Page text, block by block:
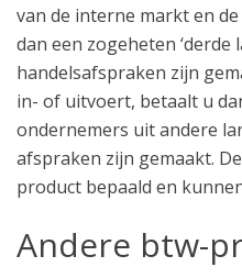
van de interne markt en
dan een zogeheten ‘derde
handelsafspraken zijn
in- of uitvoert, betaalt u
ondernemers uit andere
afspraken zijn gemaakt.
product bepaald en
Andere btw-